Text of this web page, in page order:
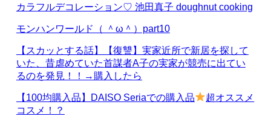
カラフルデコレーション♡ 池田真子 doughnut cooking
モンハンワールド（ ＾ω＾）part10
【スカッとする話】【復讐】実家近所で新居を探して
いた、昔虐めていた首謀者A子の実家が競売に出てい
るのを発見！！→購入したら
【100均購入品】DAISO Seriaでの購入品
超オススメ
コスメ！？